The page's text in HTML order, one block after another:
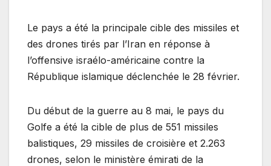
Le pays a été la principale cible des missiles et
des drones tirés par l’Iran en réponse à
l’offensive israélo-américaine contre la
République islamique déclenchée le 28 février.
Du début de la guerre au 8 mai, le pays du
Golfe a été la cible de plus de 551 missiles
balistiques, 29 missiles de croisière et 2.263
drones, selon le ministère émirati de la